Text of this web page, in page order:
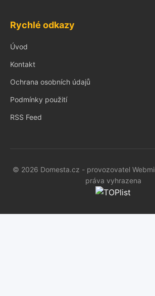
Rychlé odkazy
Úvod
Kontakt
Ochrana osobních údajů
Podmínky použití
RSS Feed
© 2026 Domesta.cz - provozovatel
práva vyhrazena